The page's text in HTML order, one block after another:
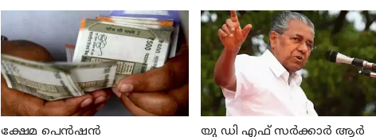
ക്ഷേമ പെന്‍ഷന്‍
യു ഡി എഫ് സര്‍ക്കാര്‍ ആര്‍